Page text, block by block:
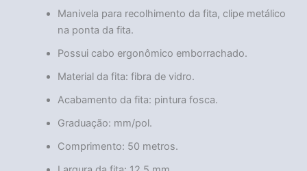
Manivela para recolhimento da fita, clipe metálico
na ponta da fita.
Possui cabo ergonômico emborrachado.
Material da fita: fibra de vidro.
Acabamento da fita: pintura fosca.
Graduação: mm/pol.
Comprimento: 50 metros.